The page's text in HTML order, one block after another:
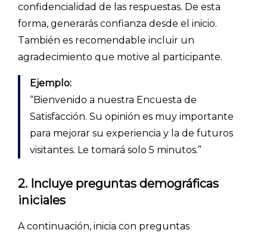
confidencialidad de las respuestas. De esta
forma, generarás confianza desde el inicio.
También es recomendable incluir un
agradecimiento que motive al participante.
Ejemplo:
“Bienvenido a nuestra Encuesta de
Satisfacción. Su opinión es muy importante
para mejorar su experiencia y la de futuros
visitantes. Le tomará solo 5 minutos.”
2. Incluye preguntas demográficas
iniciales
A continuación, inicia con preguntas